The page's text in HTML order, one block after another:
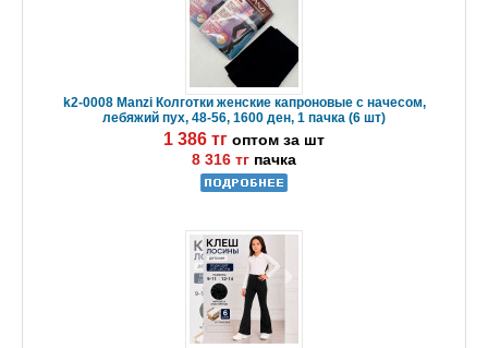
k2-0008 Manzi Колготки женские капроновые с начесом,
лебяжий пух, 48-56, 1600 ден, 1 пачка (6 шт)
1 386 тг оптом за шт
8 316 тг пачка